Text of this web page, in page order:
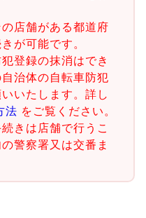
店舗がある都道府
が可能です。
登録の抹消はでき
治体の自転車防犯
いたします。詳し
法 をご覧ください。
きは店舗で行うこ
警察署又は交番ま